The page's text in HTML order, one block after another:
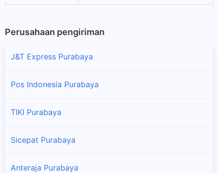
Perusahaan pengiriman
J&T Express Purabaya
Pos Indonesia Purabaya
TIKI Purabaya
Sicepat Purabaya
Anteraja Purabaya